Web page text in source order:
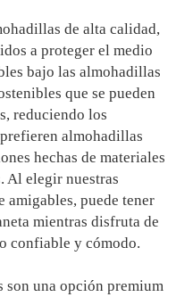
de alta calidad,
a proteger el medio
bajo las almohadillas
que se pueden
reduciendo los
almohadillas
hechas de materiales
Al elegir nuestras
amigables, puede tener
mientras disfruta de
confiable y cómodo.
son una opción premium